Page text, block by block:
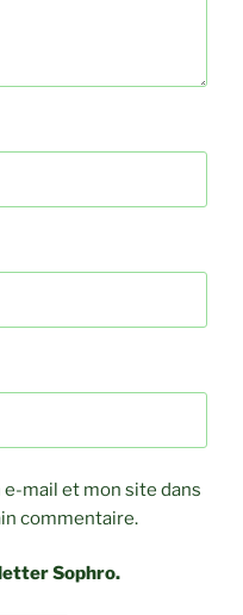
mail et mon site dans
commentaire.
Sophro.